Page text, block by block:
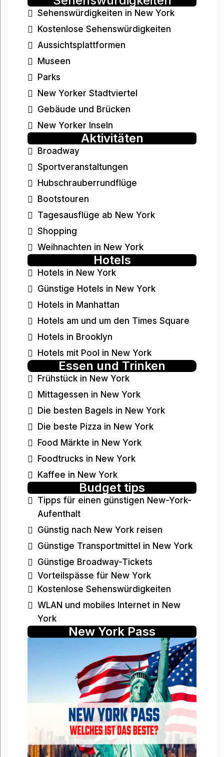
Sehenswürdigkeiten in New York
Kostenlose Sehenswürdigkeiten
Aussichtsplattformen
Museen
Parks
New Yorker Stadtviertel
Gebäude und Brücken
New Yorker Inseln
Aktivitäten
Broadway
Sportveranstaltungen
Hubschrauberrundflüge
Bootstouren
Tagesausflüge ab New York
Shopping
Weihnachten in New York
Hotels
Hotels in New York
Günstige Hotels in New York
Hotels in Manhattan
Hotels am und um den Times Square
Hotels in Brooklyn
Hotels mit Pool in New York
Essen und Trinken
Frühstück in New York
Mittagessen in New York
Die besten Bagels in New York
Die beste Pizza in New York
Food Märkte in New York
Foodtrucks in New York
Kaffee in New York
Budget tips
Tipps für einen günstigen New-York-
Aufenthalt
Günstig nach New York reisen
Günstige Transportmittel in New York
Günstige Broadway-Tickets
Vorteilspässe für New York
Kostenlose Sehenswürdigkeiten
WLAN und mobiles Internet in New
York
New York Pass